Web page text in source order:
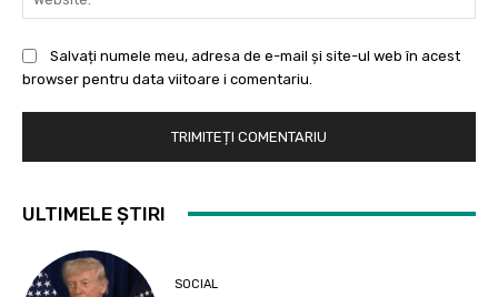
Salvați numele meu, adresa de e-mail și site-ul web în acest
browser pentru data viitoare i comentariu.
ULTIMELE ȘTIRI
SOCIAL